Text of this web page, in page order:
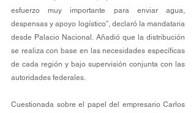
esfuerzo muy importante para enviar agua,
despensas y apoyo logístico”, declaró la mandataria
desde Palacio Nacional. Añadió que la distribución
se realiza con base en las necesidades específicas
de cada región y bajo supervisión conjunta con las
autoridades federales.
Cuestionada sobre el papel del empresario Carlos